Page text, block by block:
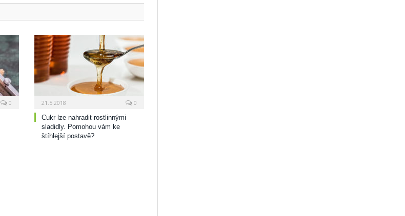
0
21.5.2018
0
Cukr lze nahradit rostlinnými
sladidly. Pomohou vám ke
štíhlejší postavě?